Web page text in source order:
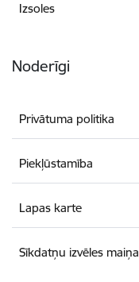
Izsoles
Noderīgi
Privātuma politika
Piekļūstamība
Lapas karte
Sīkdatņu izvēles maiņa